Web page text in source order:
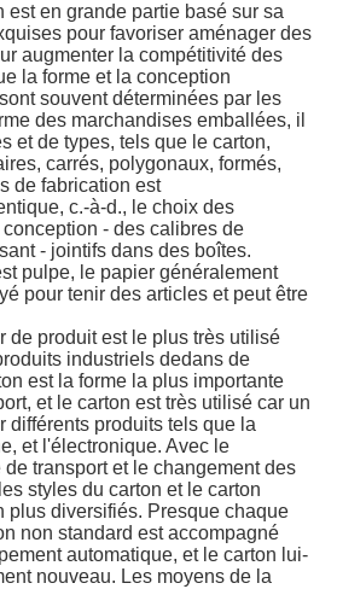
est en grande partie basé sur sa
pour favoriser aménager des
augmenter la compétitivité des
la forme et la conception
souvent déterminées par les
des marchandises emballées, il
et de types, tels que le carton,
carrés, polygonaux, formés,
de fabrication est
c.-à-d., le choix des
- des calibres de
- jointifs dans des boîtes.
pulpe, le papier généralement
pour tenir des articles et peut être
de produit est le plus très utilisé
industriels dedans de
est la forme la plus importante
et le carton est très utilisé car un
différents produits tels que la
et l'électronique. Avec le
transport et le changement des
styles du carton et le carton
plus diversifiés. Presque chaque
non standard est accompagné
automatique, et le carton lui-
nouveau. Les moyens de la